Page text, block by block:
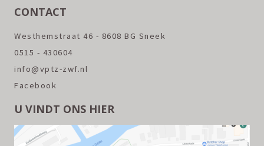
CONTACT
Westhemstraat 46 - 8608 BG Sneek
0515 - 430604
info@vptz-zwf.nl
Facebook
U VINDT ONS HIER